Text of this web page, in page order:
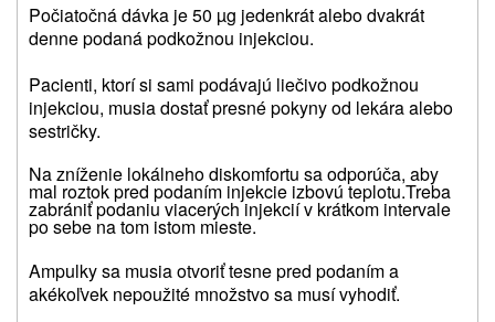
Počiatočná dávka je 50 µg jedenkrát alebo dvakrát
denne podaná podkožnou injekciou.
Pacienti, ktorí si sami podávajú liečivo podkožnou
injekciou, musia dostať presné pokyny od lekára alebo
sestričky.
Na zníženie lokálneho diskomfortu sa odporúča, aby
mal roztok pred podaním injekcie izbovú teplotu.Treba
zabrániť podaniu viacerých injekcií v krátkom intervale
po sebe na tom istom mieste.
Ampulky sa musia otvoriť tesne pred podaním a
akékoľvek nepoužité množstvo sa musí vyhodiť.